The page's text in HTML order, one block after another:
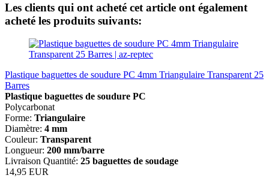
Les clients qui ont acheté cet article ont également
acheté les produits suivants:
Plastique baguettes de soudure PC 4mm Triangulaire Transparent 25
Barres
Plastique baguettes de soudure PC
Polycarbonat
Forme: Triangulaire
Diamètre: 4 mm
Couleur: Transparent
Longueur: 200 mm/barre
Livraison Quantité: 25 baguettes de soudage
14,95 EUR